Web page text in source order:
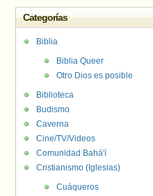
Categorías
Biblia
Biblia Queer
Otro Dios es posible
Biblioteca
Budismo
Caverna
Cine/TV/Videos
Comunidad Bahá'í
Cristianismo (Iglesias)
Cuáqueros